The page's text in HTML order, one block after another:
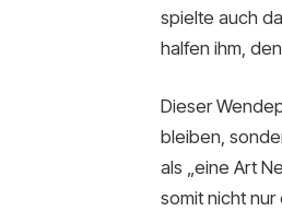
spielte auch
halfen ihm,
Dieser
bleiben,
als „eine Art
somit nicht